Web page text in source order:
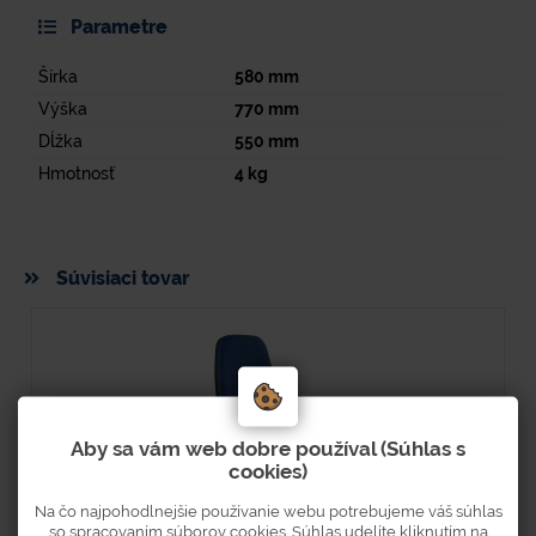
Parametre
Šírka 580 mm
Výška
770 mm
Dĺžka
550 mm
Hmotnosť
4kg
Súvisiaci tovar
Aby sa vám web dobre používal (Súhlas s
cookies)
Na čo najpohodlnejšie používanie webu potrebujeme váš súhlas
so spracovaním súborov cookies. Súhlas udelíte kliknutím na